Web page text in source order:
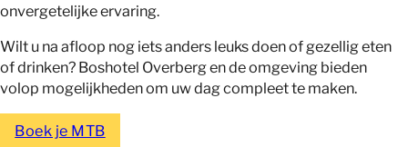
onvergetelijke ervaring.
Wilt u na afloop nog iets anders leuks doen of gezellig eten
of drinken? Boshotel Overberg en de omgeving bieden
volop mogelijkheden om uw dag compleet te maken.
Boek je MTB